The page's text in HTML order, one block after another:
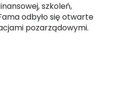
szkoleń,
odbyło się otwarte
pozarządowymi.